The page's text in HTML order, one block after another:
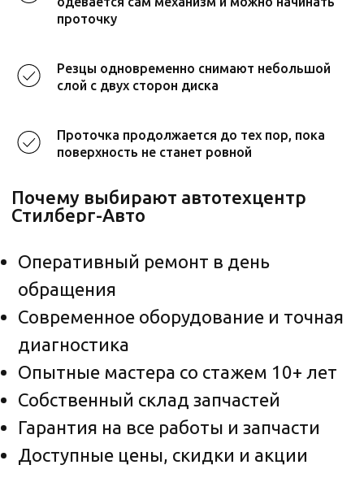
проточку
Резцы одновременно снимают небольшой
слой с двух сторон диска
Проточка продолжается до тех пор, пока
поверхность не станет ровной
Акции в автосервисах Стилберг-авто
Проточка тормозных дисков в
автомобиле с гарантией в Москве
и области